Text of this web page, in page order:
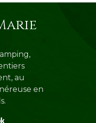
au
en